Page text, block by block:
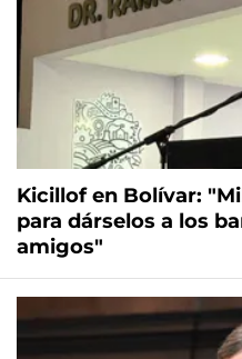
Kicillof en Bolívar:
para dárselos a los
amigos"